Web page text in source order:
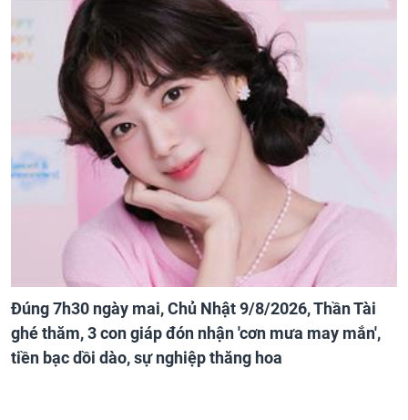
Đúng 7h30 ngày mai, Chủ Nhật 9/8/2026, Thần Tài
ghé thăm, 3 con giáp đón nhận 'cơn mưa may mắn',
tiền bạc dồi dào, sự nghiệp thăng hoa